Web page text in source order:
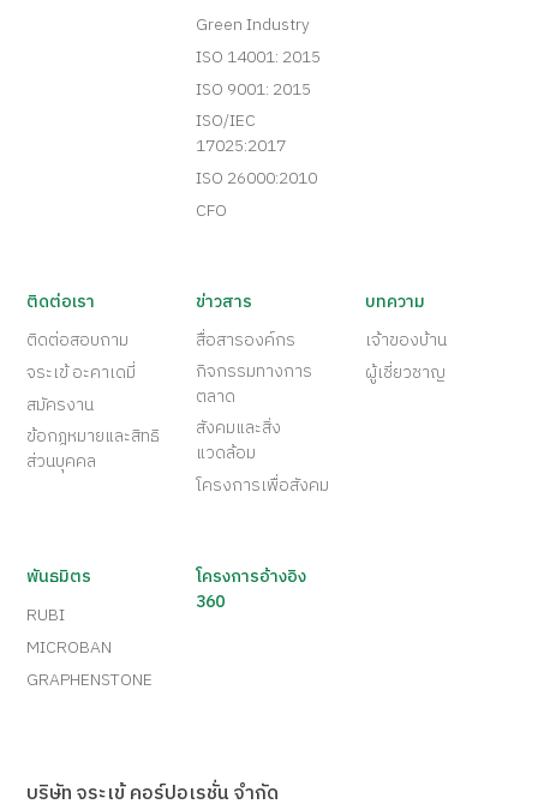
Green Industry
ISO 14001: 2015
ISO 9001: 2015
ISO/IEC
17025:2017
ISO 26000:2010
CFO
ติดต่อเรา
ติดต่อสอบถาม
จระเข้ อะคาเดมี่
สมัครงาน
ข้อกฎหมายและสิทธิ
ส่วนบุคคล
ข่าวสาร
สื่อสารองค์กร
กิจกรรมทางการ
ตลาด
สังคมและสิ่ง
แวดล้อม
โครงการเพื่อสังคม
บทความ
เจ้าของบ้าน
ผู้เชี่ยวชาญ
พันธมิตร
RUBI
MICROBAN
GRAPHENSTONE
โครงการอ้างอิง
360
บริษัท จระเข้ คอร์ปอเรชั่น จำกัด